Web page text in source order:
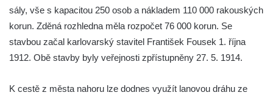
sály, vše s kapacitou 250 osob a nákladem 110 000 rakouských
korun. Zděná rozhledna měla rozpočet 76 000 korun. Se
stavbou začal karlovarský stavitel František Fousek 1. října
1912. Obě stavby byly veřejnosti zpřístupněny 27. 5. 1914.
K cestě z města nahoru lze dodnes využít lanovou dráhu ze